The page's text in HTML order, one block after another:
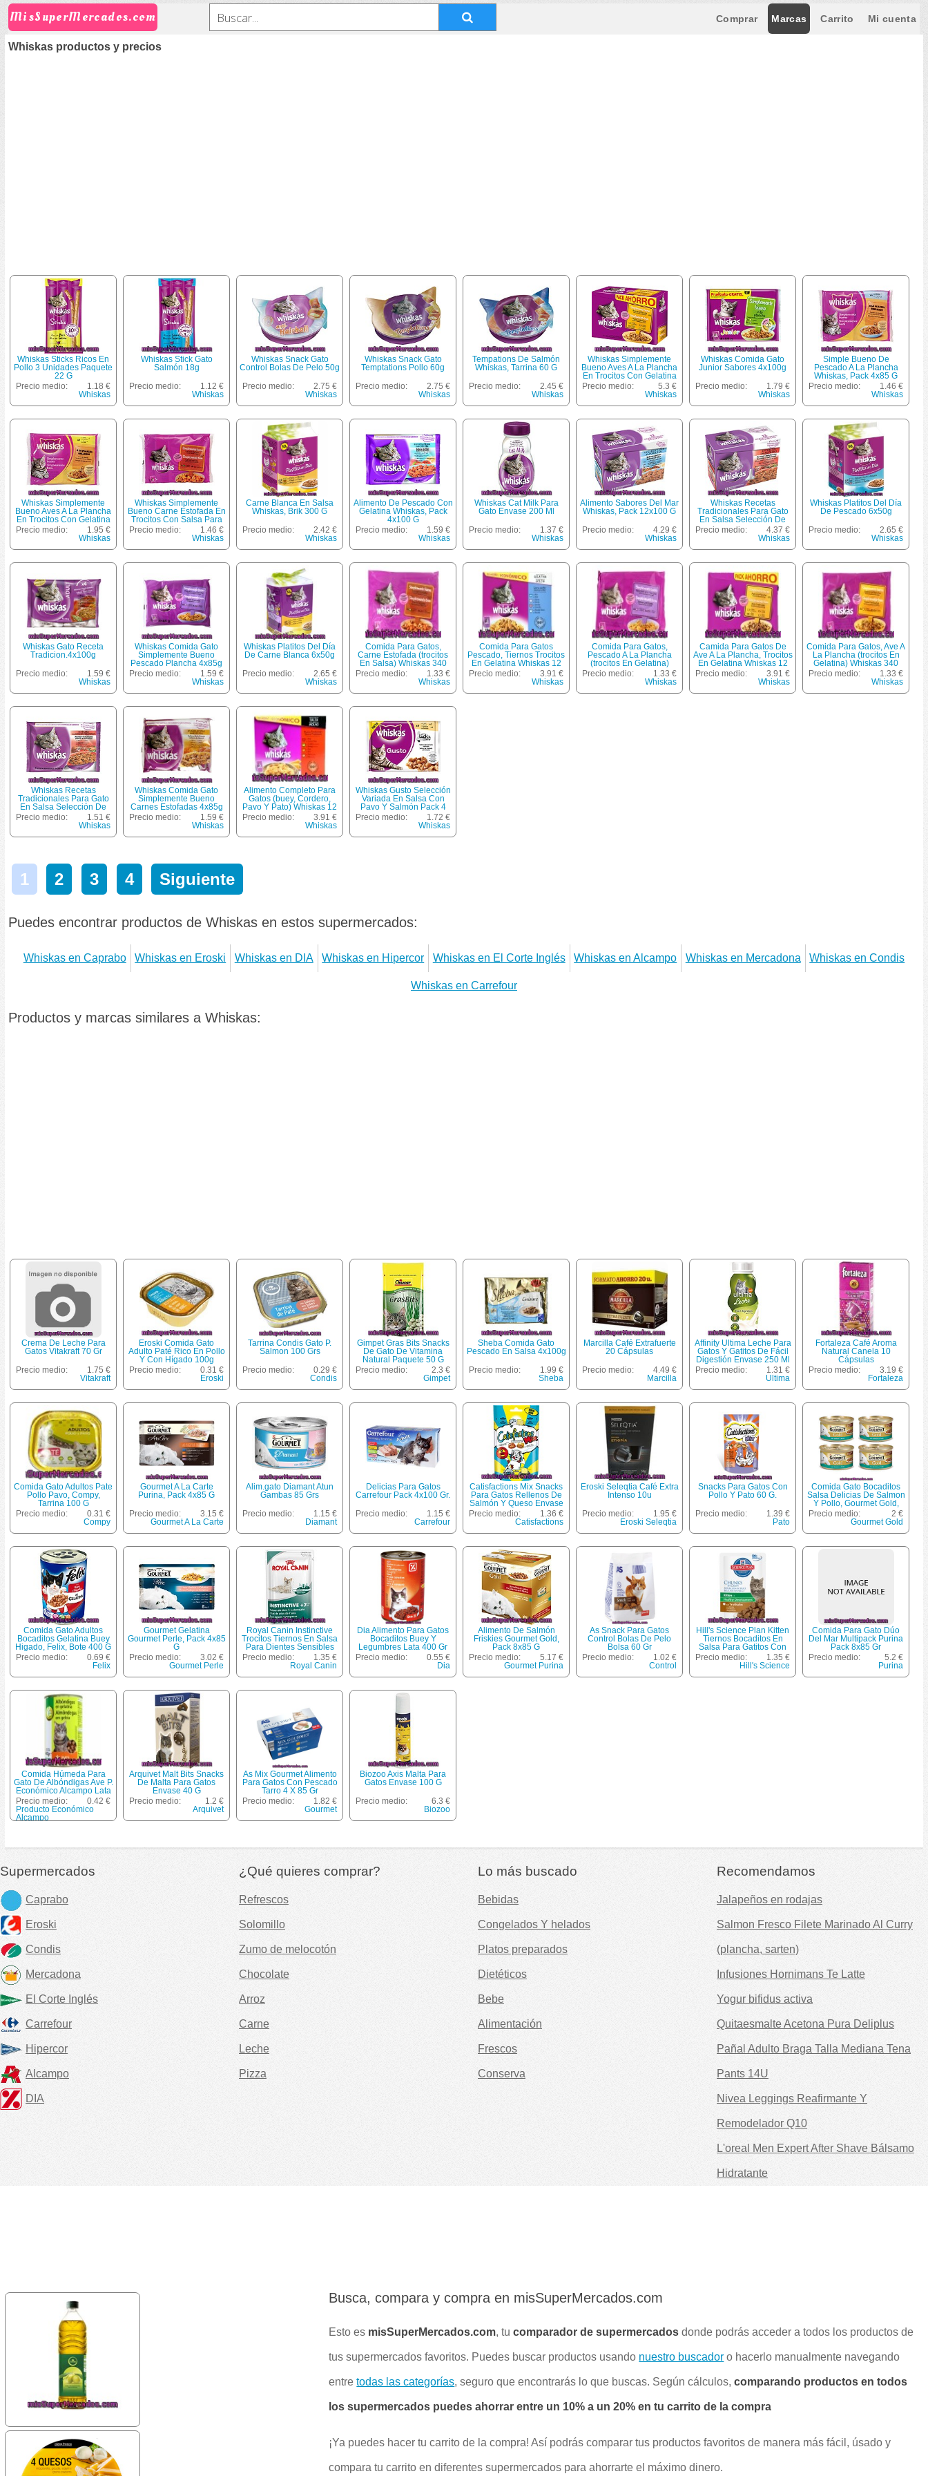
MisSuperMercados.com Comprar Marcas Carrito Mi cuenta
Whiskas productos y precios
Whiskas Sticks Ricos En
Pollo 3 Unidades Paquete
22 G
Precio medio:
1.18 €
Whiskas
Whiskas Stick Gato
Salmón 18g
Precio medio:
1.12 €
Whiskas
Whiskas Snack Gato
Control Bolas De Pelo 50g
Precio medio:
2.75 €
Whiskas
Whiskas Snack Gato
Temptations Pollo 60g
Precio medio:
2.75 €
Whiskas
Tempations De Salmón
Whiskas, Tarrina 60 G
Precio medio:
2.45 €
Whiskas
Whiskas Simplemente
Bueno Aves A La Plancha
En Trocitos Con Gelatina
Para Gatos Pack 12 Bolsa
Precio medio:
5.3 €
Whiskas
Whiskas Comida Gato
Junior Sabores 4x100g
Precio medio:
1.79 €
Whiskas
Simple Bueno De
Pescado A La Plancha
Whiskas, Pack 4x85 G
Precio medio:
1.46 €
Whiskas
Whiskas Simplemente
Bueno Aves A La Plancha
En Trocitos Con Gelatina
Para Gatos Pack 4 Bolsa
Precio medio:
1.95 €
Whiskas
Whiskas Simplemente
Bueno Carne Estofada En
Trocitos Con Salsa Para
Gatos Pack 4 Bolsa 85 G
Precio medio:
1.46 €
Whiskas
Carne Blanca En Salsa
Whiskas, Brik 300 G
Precio medio:
2.42 €
Whiskas
Alimento De Pescado Con
Gelatina Whiskas, Pack
4x100 G
Precio medio:
1.59 €
Whiskas
Whiskas Cat Milk Para
Gato Envase 200 Ml
Precio medio:
1.37 €
Whiskas
Alimento Sabores Del Mar
Whiskas, Pack 12x100 G
Precio medio:
4.29 €
Whiskas
Whiskas Recetas
Tradicionales Para Gato
En Salsa Selección De
Carne Pack 12 Bolsa 100
Precio medio:
4.37 €
Whiskas
Whiskas Platitos Del Día
De Pescado 6x50g
Precio medio:
2.65 €
Whiskas
Whiskas Gato Receta
Tradicion.4x100g
Precio medio:
1.59 €
Whiskas
Whiskas Comida Gato
Simplemente Bueno
Pescado Plancha 4x85g
Precio medio:
1.59 €
Whiskas
Whiskas Platitos Del Día
De Carne Blanca 6x50g
Precio medio:
2.65 €
Whiskas
Comida Para Gatos,
Carne Estofada (trocitos
En Salsa) Whiskas 340
Gramos
Precio medio:
1.33 €
Whiskas
Comida Para Gatos
Pescado, Tiernos Trocitos
En Gelatina Whiskas 12
Unidades De 100 Gramos
Precio medio:
3.91 €
Whiskas
Comida Para Gatos,
Pescado A La Plancha
(trocitos En Gelatina)
Whiskas 340 Gramos
Precio medio:
1.33 €
Whiskas
Camida Para Gatos De
Ave A La Plancha, Trocitos
En Gelatina Whiskas 12
Unidades De 85 Gramos
Precio medio:
3.91 €
Whiskas
Comida Para Gatos, Ave A
La Plancha (trocitos En
Gelatina) Whiskas 340
Gramos
Precio medio:
1.33 €
Whiskas
Whiskas Recetas
Tradicionales Para Gato
En Salsa Selección De
Carnes Pack 4 Bolsa 100
Precio medio:
1.51 €
Whiskas
Whiskas Comida Gato
Simplemente Bueno
Carnes Estofadas 4x85g
Precio medio:
1.59 €
Whiskas
Alimento Completo Para
Gatos (buey, Cordero,
Pavo Y Pato) Whiskas 12
Bolsas De 100 Gramos
Precio medio:
3.91 €
Whiskas
Whiskas Gusto Selección
Variada En Salsa Con
Pavo Y Salmón Pack 4
Bolsa 100 G
Precio medio:
1.72 €
Whiskas
1 2 3 4 Siguiente
Puedes encontrar productos de Whiskas en estos supermercados:
Whiskas en Caprabo Whiskas en Eroski Whiskas en DIA Whiskas en Hipercor Whiskas en El Corte Inglés Whiskas en Alcampo Whiskas en Mercadona Whiskas en Condis
Whiskas en Carrefour
Productos y marcas similares a Whiskas:
Crema De Leche Para
Gatos Vitakraft 70 Gr
Precio medio:
1.75 €
Vitakraft
Eroski Comida Gato
Adulto Paté Rico En Pollo
Y Con Hígado 100g
Precio medio:
0.31 €
Eroski
Tarrina Condis Gato P.
Salmon 100 Grs
Precio medio:
0.29 €
Condis
Gimpet Gras Bits Snacks
De Gato De Vitamina
Natural Paquete 50 G
Precio medio:
2.3 €
Gimpet
Sheba Comida Gato
Pescado En Salsa 4x100g
Precio medio:
1.99 €
Sheba
Marcilla Café Extrafuerte
20 Cápsulas
Precio medio:
4.49 €
Marcilla
Affinity Ultima Leche Para
Gatos Y Gatitos De Fácil
Digestión Envase 250 Ml
Precio medio:
1.31 €
Ultima
Fortaleza Café Aroma
Natural Canela 10
Cápsulas
Precio medio:
3.19 €
Fortaleza
Comida Gato Adultos Pate
Pollo Pavo, Compy,
Tarrina 100 G
Precio medio:
0.31 €
Compy
Gourmet A La Carte
Purina, Pack 4x85 G
Precio medio:
3.15 €
Gourmet A La Carte
Alim.gato Diamant Atun
Gambas 85 Grs
Precio medio:
1.15 €
Diamant
Delicias Para Gatos
Carrefour Pack 4x100 Gr.
Precio medio:
1.15 €
Carrefour
Catisfactions Mix Snacks
Para Gatos Rellenos De
Salmón Y Queso Envase
60 G
Precio medio:
1.36 €
Catisfactions
Eroski Seleqtia Café Extra
Intenso 10u
Precio medio:
1.95 €
Eroski Seleqtia
Snacks Para Gatos Con
Pollo Y Pato 60 G.
Precio medio:
1.39 €
Pato
Comida Gato Bocaditos
Salsa Delicias De Salmon
Y Pollo, Gourmet Gold,
Lata Pack 4 X 85 G - 340
G
Precio medio:
2 €
Gourmet Gold
Comida Gato Adultos
Bocaditos Gelatina Buey
Higado, Felix, Bote 400 G
Precio medio:
0.69 €
Felix
Gourmet Gelatina
Gourmet Perle, Pack 4x85
G
Precio medio:
3.02 €
Gourmet Perle
Royal Canin Instinctive
Trocitos Tiernos En Salsa
Para Dientes Sensibles
De Gatos Mayores De 7
Años Bolsa 85 G
Precio medio:
1.35 €
Royal Canin
Dia Alimento Para Gatos
Bocaditos Buey Y
Legumbres Lata 400 Gr
Precio medio:
0.55 €
Dia
Alimento De Salmón
Friskies Gourmet Gold,
Pack 8x85 G
Precio medio:
5.17 €
Gourmet Purina
As Snack Para Gatos
Control Bolas De Pelo
Bolsa 60 Gr
Precio medio:
1.02 €
Control
Hill's Science Plan Kitten
Tiernos Bocaditos En
Salsa Para Gatitos Con
Pavo Bolsa 85 G
Precio medio:
1.35 €
Hill's Science
Comida Para Gato Dúo
Del Mar Multipack Purina
Pack 8x85 Gr
Precio medio:
5.2 €
Purina
Comida Húmeda Para
Gato De Albóndigas Ave P.
Económico Alcampo Lata
410 Gramos
Precio medio:
0.42 €
Producto Económico
Alcampo
Arquivet Malt Bits Snacks
De Malta Para Gatos
Envase 40 G
Precio medio:
1.2 €
Arquivet
As Mix Gourmet Alimento
Para Gatos Con Pescado
Tarro 4 X 85 Gr
Precio medio:
1.82 €
Gourmet
Biozoo Axis Malta Para
Gatos Envase 100 G
Precio medio:
6.3 €
Biozoo
Supermercados
Caprabo
Eroski
Condis
Mercadona
El Corte Inglés
Carrefour
Hipercor
Alcampo
DIA
¿Qué quieres comprar?
Refrescos
Solomillo
Zumo de melocotón
Chocolate
Arroz
Carne
Leche
Pizza
Lo más buscado
Bebidas
Congelados Y helados
Platos preparados
Dietéticos
Bebe
Alimentación
Frescos
Conserva
Recomendamos
Jalapeños en rodajas
Salmon Fresco Filete Marinado Al Curry
(plancha, sarten)
Infusiones Hornimans Te Latte
Yogur bifidus activa
Quitaesmalte Acetona Pura Deliplus
Pañal Adulto Braga Talla Mediana Tena
Pants 14U
Nivea Leggings Reafirmante Y
Remodelador Q10
L'oreal Men Expert After Shave Bálsamo
Hidratante
Busca, compara y compra en misSuperMercados.com
Esto es misSuperMercados.com, tucomparador de supermercados donde podrás acceder a todos los productos de
tus supermercados favoritos. Puedes buscar productos usando nuestro buscador o hacerlo manualmente navegando
entretodas las categorías, seguro que encontrarás lo que buscas. Según cálculos,comparando productos en todos
los supermercados puedes ahorrar entre un 10% a un 20% en tu carrito de la compra
¡Ya puedes hacer tu carrito de la compra! Así podrás comparar tus productos favoritos de manera más fácil, úsado y
compara tu carrito en diferentes supermercados para ahorrarte el máximo dinero.